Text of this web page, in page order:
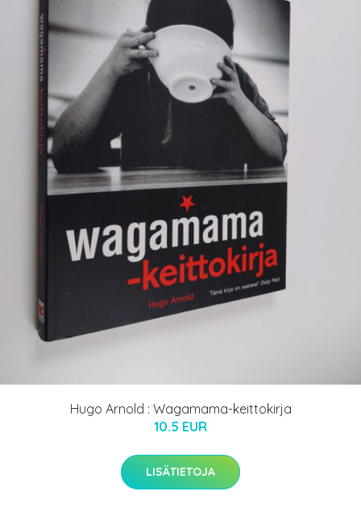
Hugo Arnold : Wagamama-keittokirja
10.5 EUR
LISÄTIETOJA